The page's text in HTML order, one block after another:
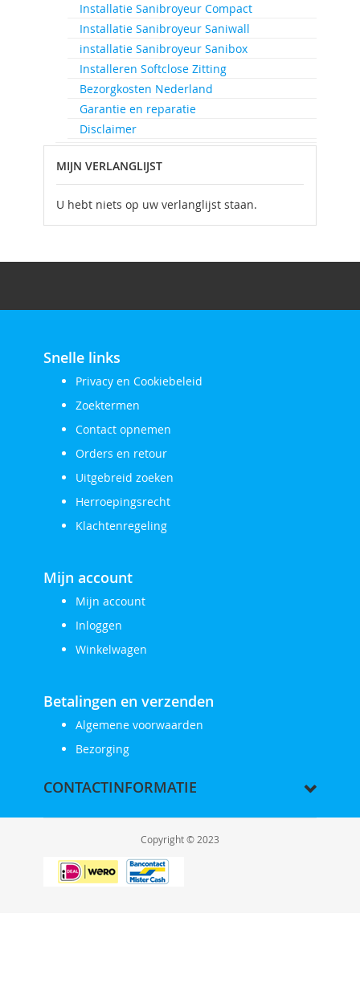
Installatie Sanibroyeur Compact
Installatie Sanibroyeur Saniwall
installatie Sanibroyeur Sanibox
Installeren Softclose Zitting
Bezorgkosten Nederland
Garantie en reparatie
Disclaimer
MIJN VERLANGLIJST
U hebt niets op uw verlanglijst staan.
Snelle links
Privacy en Cookiebeleid
Zoektermen
Contact opnemen
Orders en retour
Uitgebreid zoeken
Herroepingsrecht
Klachtenregeling
Mijn account
Mijn account
Inloggen
Winkelwagen
Betalingen en verzenden
Algemene voorwaarden
Bezorging
CONTACTINFORMATIE
Copyright © 2023